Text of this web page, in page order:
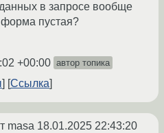
в запросе вообще
форма пустая?
+00:00 автор топика
Ссылка
masa 18.01.2025 22:43:20